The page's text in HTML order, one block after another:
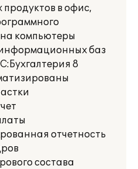
в офис,
компьютеры
баз
8
отчетность
состава